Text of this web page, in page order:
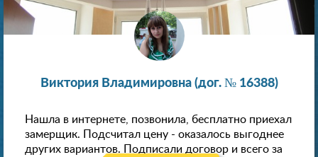
Виктория Владимировна (дог. № 16388)
Нашла в интернете, позвонила, бесплатно приехал
замерщик. Подсчитал цену - оказалось выгоднее
других вариантов. Подписали договор и всего за